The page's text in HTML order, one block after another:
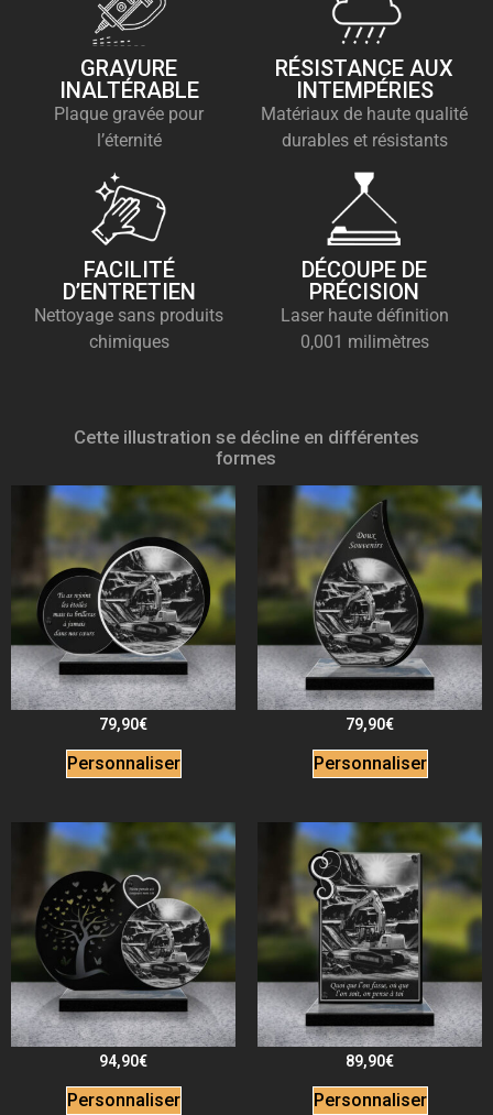
GRAVURE
INALTÉRABLE
Plaque gravée pour
l’éternité
RÉSISTANCE AUX
INTEMPÉRIES
Matériaux de haute qualité
durables et résistants
FACILITÉ
D’ENTRETIEN
Nettoyage sans produits
chimiques
DÉCOUPE DE
PRÉCISION
Laser haute définition
0,001 milimètres
Cette illustration se décline en différentes
formes
79,90€
Personnaliser
79,90€
Personnaliser
94,90€
Personnaliser
89,90€
Personnaliser